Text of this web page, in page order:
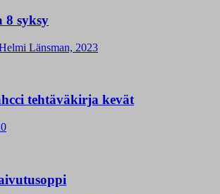
8 syksy
Länsman, 2023
tehtäväkirja kevät